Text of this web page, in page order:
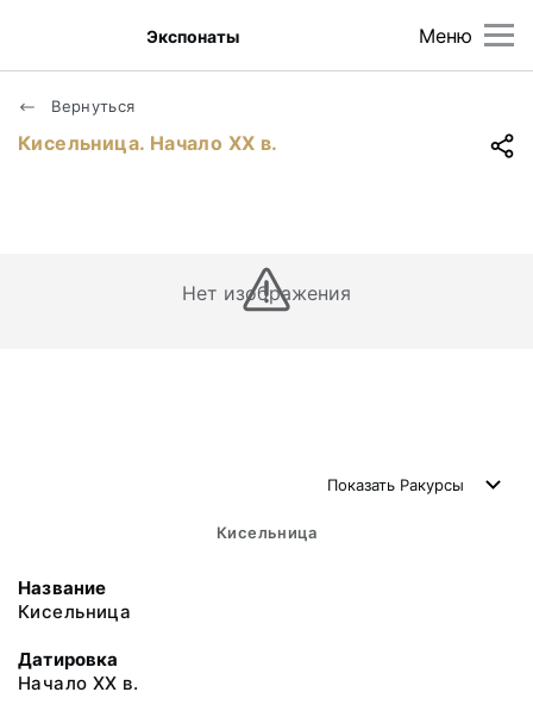
Меню
Экспонаты
Вернуться
Кисельница. Начало ХХ в.
Нет изображения
Показать Ракурсы
Кисельница
Название
Кисельница
Датировка
Начало ХХ в.